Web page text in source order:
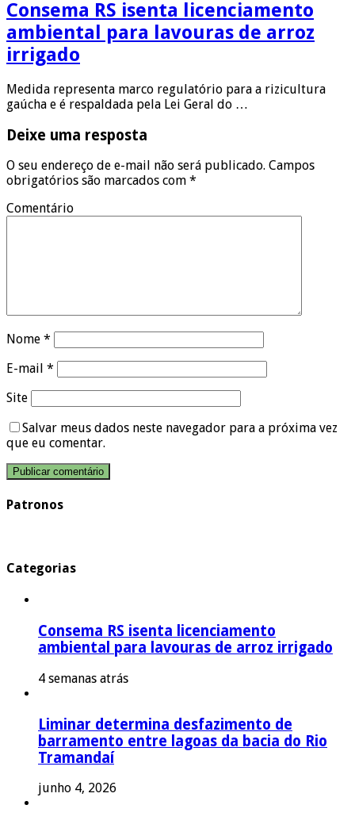
Consema RS isenta licenciamento
ambiental para lavouras de arroz
irrigado
Medida representa marco regulatório para a rizicultura
gaúcha e é respaldada pela Lei Geral do …
Deixe uma resposta
O seu endereço de e-mail não será publicado. Campos
obrigatórios são marcados com *
Comentário
Nome *
E-mail *
Site
Salvar meus dados neste navegador para a próxima vez
que eu comentar.
Patronos
Categorias
Consema RS isenta licenciamento
ambiental para lavouras de arroz irrigado
4 semanas atrás
Liminar determina desfazimento de
barramento entre lagoas da bacia do Rio
Tramandaí
junho 4, 2026